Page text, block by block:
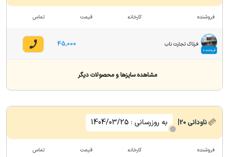
فروشنده کارخانه قیمت تماس
فروشنده
فرتاک تجارت ناب 45,000
مشاهده سایزها و محصولات دیگر
ناودانی20
| به روزرسانی : 1404/03/25
فروشنده کارخانه قیمت تماس